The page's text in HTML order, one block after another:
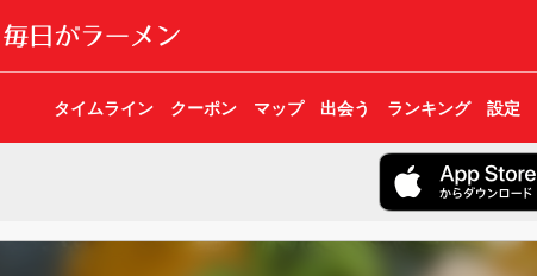
タイムライン クーポン マップ 出会う ランキング 設定